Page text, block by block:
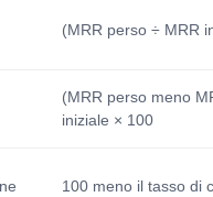
(MRR perso ÷ MRR
(MRR perso meno
iniziale × 100
100 meno il tasso di